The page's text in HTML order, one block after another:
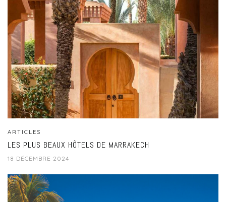
ARTICLES
LES PLUS BEAUX HÔTELS DE MARRAKECH
18 DÉCEMBRE 2024